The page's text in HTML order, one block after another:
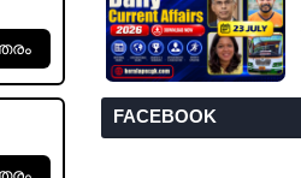
FACEBOOK